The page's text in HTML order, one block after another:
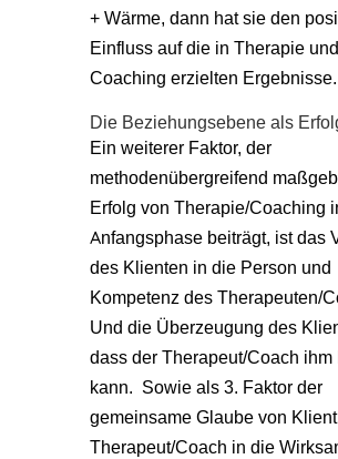
+ Wärme, dann hat sie den
Einfluss auf die in Therapie und
Coaching erzielten Ergebnisse.
Die Beziehungsebene als
Ein weiterer Faktor, der
methodenübergreifend
Erfolg von Therapie/Coaching
Anfangsphase beiträgt, ist das
des Klienten in die Person und
Kompetenz des Therapeuten/
Und die Überzeugung des
dass der Therapeut/Coach ihm
kann. Sowie als 3. Faktor der
gemeinsame Glaube von
Therapeut/Coach in die